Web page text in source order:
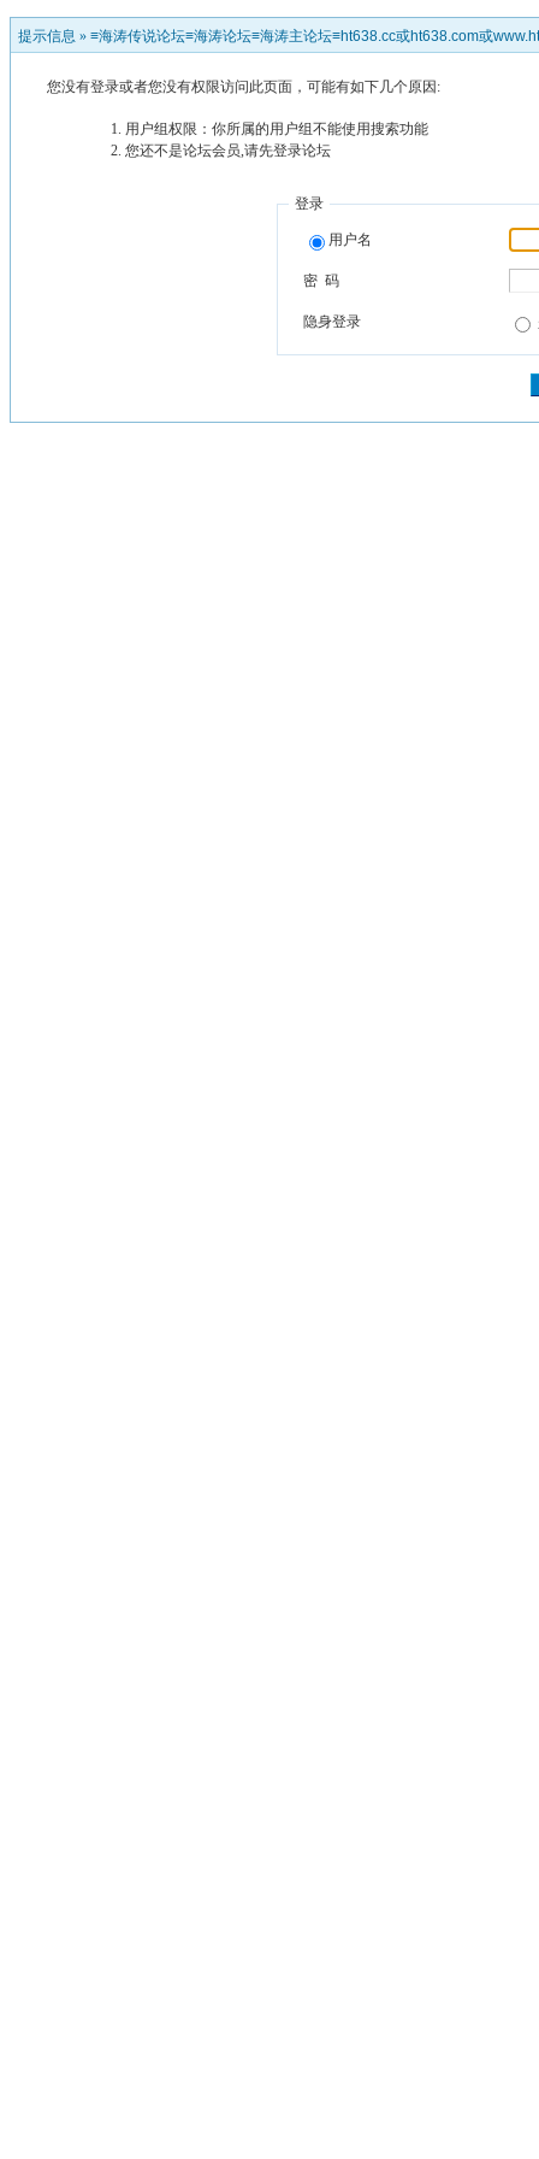
提示信息 » ≡海涛传说论坛≡海涛论坛≡海涛主论坛≡ht638.cc或ht638.com或
您没有登录或者您没有权限访问此页面，可能有如下几个原因:
用户组权限：你所属的用户组不能使用搜索功能
您还不是论坛会员,请先登录论坛
登录
用户名
密 码
隐身登录